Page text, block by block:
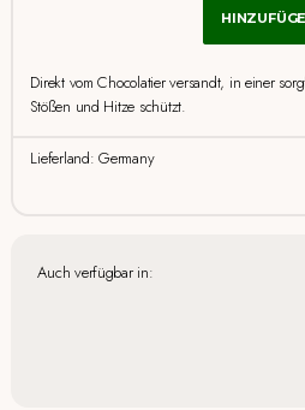
Direkt vom Chocolatier versandt, in einer
Stößen und Hitze schützt.
Lieferland: Germany
Auch verfügbar in: